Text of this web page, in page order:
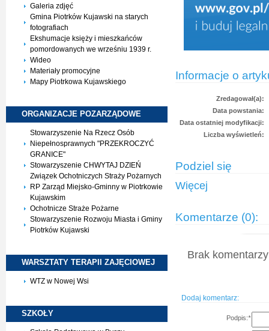
Galeria zdjęć
Gmina Piotrków Kujawski na starych
fotografiach
Ekshumacje księży i mieszkańców
pomordowanych we wrześniu 1939 r.
Wideo
Materiały promocyjne
Mapy Piotrkowa Kujawskiego
ORGANIZACJE POZARZĄDOWE
Stowarzyszenie Na Rzecz Osób
Niepełnosprawnych "PRZEKROCZYĆ
GRANICE"
Stowarzyszenie CHWYTAJ DZIEŃ
Związek Ochotniczych Straży Pożarnych
RP Zarząd Miejsko-Gminny w Piotrkowie
Kujawskim
Ochotnicze Straże Pożarne
Stowarzyszenie Rozwoju Miasta i Gminy
Piotrków Kujawski
WARSZTATY TERAPII ZAJĘCIOWEJ
WTZ w Nowej Wsi
SZKOŁY
Informacje o
Zredagował(a):
Data powstania:
Data ostatniej modyfikacji:
Liczba wyświetleń:
Podziel się
Więcej
Komentarze (0):
Brak
Dodaj komentarz:
Podpis:*